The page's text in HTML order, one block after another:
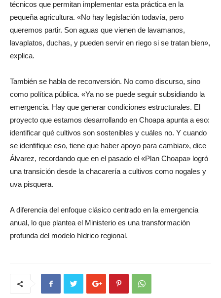
técnicos que permitan implementar esta práctica en la
pequeña agricultura. «No hay legislación todavía, pero
queremos partir. Son aguas que vienen de lavamanos,
lavaplatos, duchas, y pueden servir en riego si se tratan bien»,
explica.
También se habla de reconversión. No como discurso, sino
como política pública. «Ya no se puede seguir subsidiando la
emergencia. Hay que generar condiciones estructurales. El
proyecto que estamos desarrollando en Choapa apunta a eso:
identificar qué cultivos son sostenibles y cuáles no. Y cuando
se identifique eso, tiene que haber apoyo para cambiar», dice
Álvarez, recordando que en el pasado el «Plan Choapa» logró
una transición desde la chacarería a cultivos como nogales y
uva pisquera.
A diferencia del enfoque clásico centrado en la emergencia
anual, lo que plantea el Ministerio es una transformación
profunda del modelo hídrico regional.